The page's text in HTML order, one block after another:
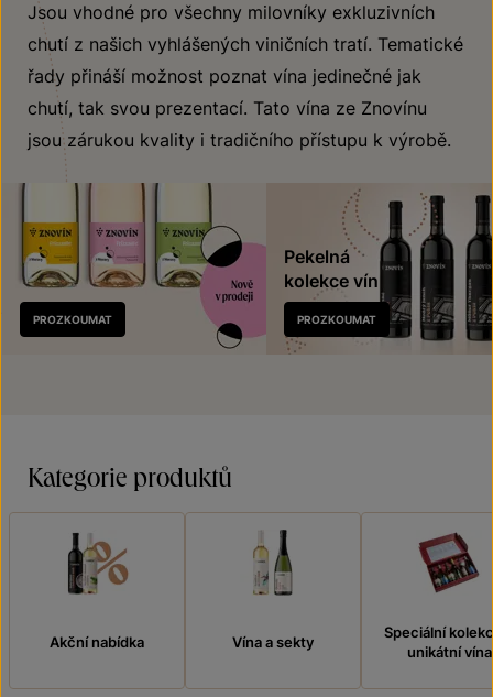
Jsou vhodné pro všechny milovníky exkluzivních
chutí z našich vyhlášených viničních tratí. Tematické
řady přináší možnost poznat vína jedinečné jak
chutí, tak svou prezentací. Tato vína ze Znovínu
jsou zárukou kvality i tradičního přístupu k výrobě.
Nově
v prodeji
PROZKOUMAT
Pekelná
kolekce vín
PROZKOUMAT
Kategorie produktů
Akční nabídka Vína a sekty
Speciální
unikátní vína